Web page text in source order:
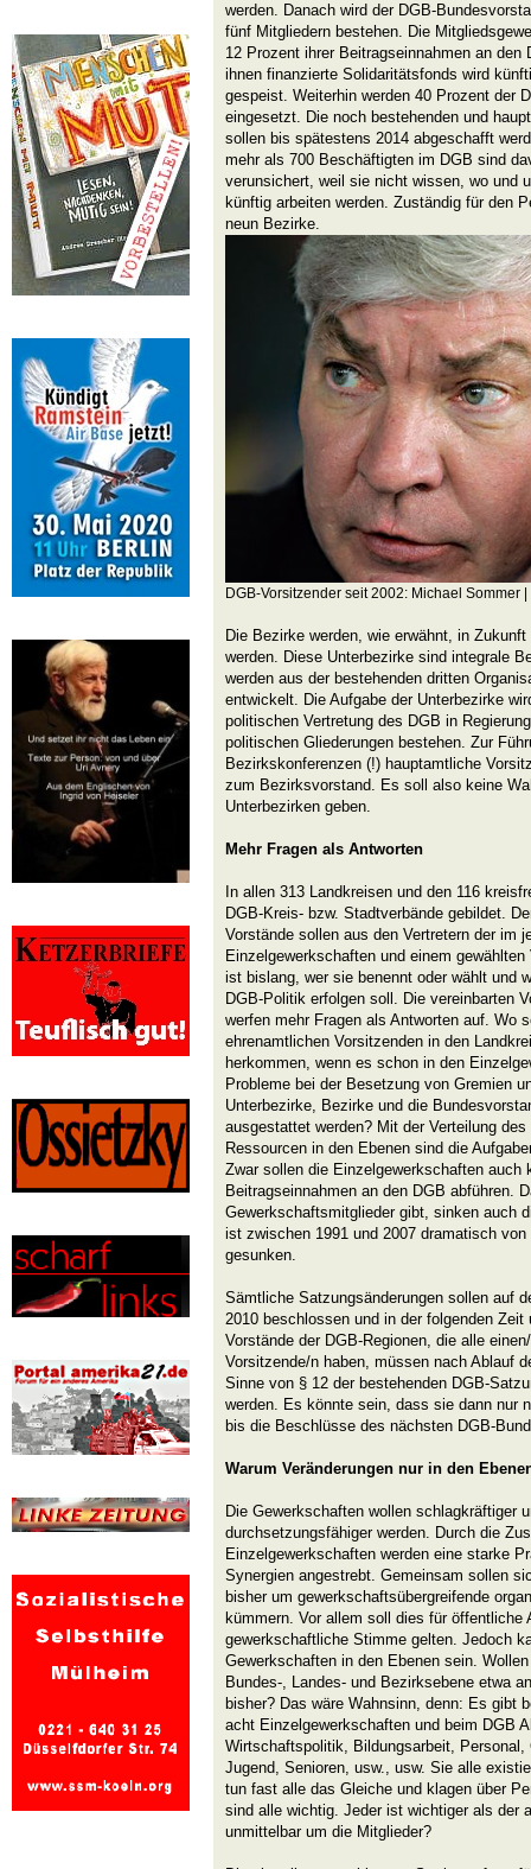
werden. Danach wird der DGB-
fünf Mitgliedern bestehen. Die
12 Prozent ihrer Beitragseinnahmen an den
ihnen finanzierte Solidaritätsfonds wird
gespeist. Weiterhin werden 40 Prozent der
eingesetzt. Die noch bestehenden und
sollen bis spätestens 2014 abgeschafft
mehr als 700 Beschäftigten im DGB sind
verunsichert, weil sie nicht wissen, wo und
künftig arbeiten werden. Zuständig für den
neun Bezirke.
DGB-Vorsitzender seit 2002: Michael Sommer
Die Bezirke werden, wie erwähnt, in
werden. Diese Unterbezirke sind integrale
werden aus der bestehenden dritten
entwickelt. Die Aufgabe der Unterbezirke
politischen Vertretung des DGB in
politischen Gliederungen bestehen. Zur
Bezirkskonferenzen (!) hauptamtliche
zum Bezirksvorstand. Es soll also keine
Unterbezirken geben.
Mehr Fragen als Antworten
In allen 313 Landkreisen und den 116
DGB-Kreis- bzw. Stadtverbände gebildet.
Vorstände sollen aus den Vertretern der im
Einzelgewerkschaften und einem
ist bislang, wer sie benennt oder wählt und
DGB-Politik erfolgen soll. Die vereinbarten
werfen mehr Fragen als Antworten auf. Wo
ehrenamtlichen Vorsitzenden in den
herkommen, wenn es schon in den
Probleme bei der Besetzung von Gremien
Unterbezirke, Bezirke und die
ausgestattet werden? Mit der Verteilung
Ressourcen in den Ebenen sind die
Zwar sollen die Einzelgewerkschaften auch
Beitragseinnahmen an den DGB abführen.
Gewerkschaftsmitglieder gibt, sinken auch
ist zwischen 1991 und 2007 dramatisch
gesunken.
Sämtliche Satzungsänderungen sollen auf
2010 beschlossen und in der folgenden Zeit
Vorstände der DGB-Regionen, die alle
Vorsitzende/n haben, müssen nach Ablauf
Sinne von § 12 der bestehenden DGB-
werden. Es könnte sein, dass sie dann nur
bis die Beschlüsse des nächsten DGB-
Warum Veränderungen nur in den
Die Gewerkschaften wollen schlagkräftiger
durchsetzungsfähiger werden. Durch die
Einzelgewerkschaften werden eine starke
Synergien angestrebt. Gemeinsam sollen
bisher um gewerkschaftsübergreifende
kümmern. Vor allem soll dies für öffentliche
gewerkschaftliche Stimme gelten. Jedoch
Gewerkschaften in den Ebenen sein.
Bundes-, Landes- und Bezirksebene etwa
bisher? Das wäre Wahnsinn, denn: Es gibt
acht Einzelgewerkschaften und beim DGB
Wirtschaftspolitik, Bildungsarbeit,
Jugend, Senioren, usw., usw. Sie alle
tun fast alle das Gleiche und klagen über
sind alle wichtig. Jeder ist wichtiger als der
unmittelbar um die Mitglieder?